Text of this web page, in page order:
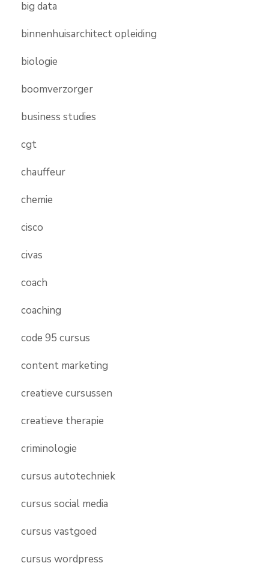
big data
binnenhuisarchitect opleiding
biologie
boomverzorger
business studies
cgt
chauffeur
chemie
cisco
civas
coach
coaching
code 95 cursus
content marketing
creatieve cursussen
creatieve therapie
criminologie
cursus autotechniek
cursus social media
cursus vastgoed
cursus wordpress